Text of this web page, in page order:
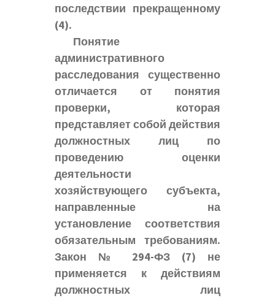
последствии прекращенному
(4).
Понятие
административного
расследования существенно
отличается от понятия
проверки, которая
представляет собой действия
должностных лиц по
проведению оценки
деятельности
хозяйствующего субъекта,
направленные на
установление соответствия
обязательным требованиям.
Закон № 294-ФЗ (7) не
применяется к действиям
должностных лиц